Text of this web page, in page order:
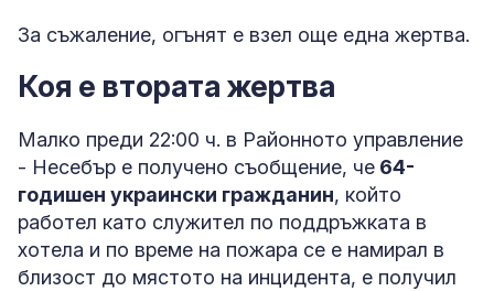
За съжаление, огънят е взел още една жертва.
Коя е втората жертва
Малко преди 22:00 ч. в Районното управление
- Несебър е получено съобщение, че 64-
годишен украински гражданин, който
работел като служител по поддръжката в
хотела и по време на пожара се е намирал в
близост до мястото на инцидента, е получил